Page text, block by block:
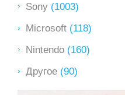
Sony (1003)
Microsoft (118)
Nintendo (160)
Другое (90)